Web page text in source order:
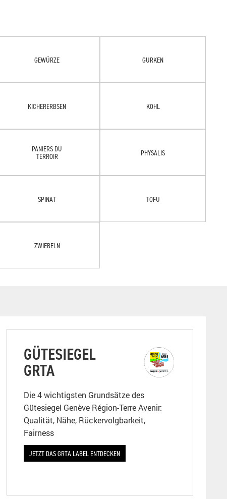
GEWÜRZE GURKEN
KICHERERBSEN KOHL
PANIERS DU
TERROIR
PHYSALIS
SPINAT TOFU
ZWIEBELN
GÜTESIEGEL
GRTA
Die 4 wichtigsten Grundsätze des
Gütesiegel Genève Région-Terre Avenir:
Qualität, Nähe, Rückervolgbarkeit,
Fairness
JETZT DAS GRTA LABEL ENTDECKEN